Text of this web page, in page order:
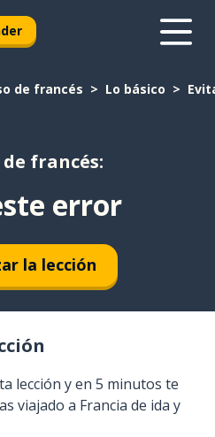
de francés Lo básico
francés:
error
la lección
lección y en 5 minutos te
viajado a Francia de ida y